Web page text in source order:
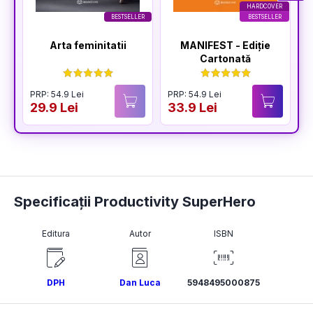
BESTSELLER
Arta feminitatii
PRP: 54.9 Lei
29.9 Lei
HARDCOVER
BESTSELLER
MANIFEST - Ediție
Cartonată
PRP: 54.9 Lei
33.9 Lei
Specificații Productivity SuperHero
Editura
DPH
Autor
Dan Luca
ISBN
5948495000875